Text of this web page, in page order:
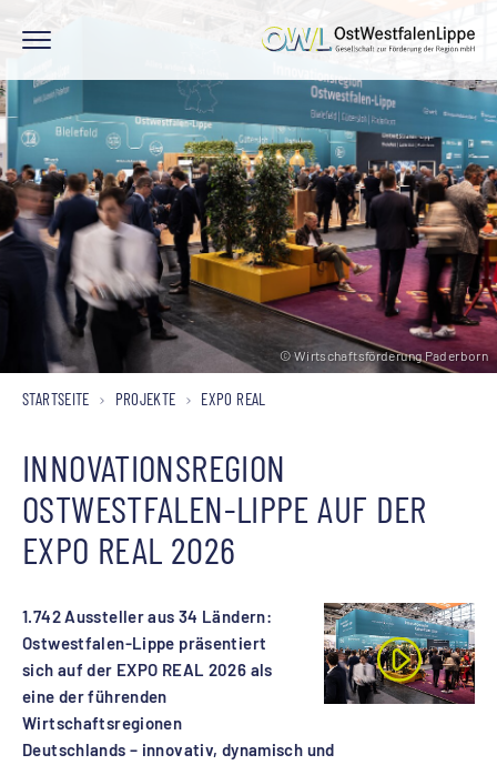
© Wirtschaftsförderung Paderborn
© Wirtschaftsförderung Paderborn
© Wirtschaftsförderung Paderborn
STARTSEITE PROJEKTE EXPO REAL
INNOVATIONSREGION
OSTWESTFALEN-LIPPE AUF DER
EXPO REAL 2026
1.742 Aussteller aus 34 Ländern:
Ostwestfalen-Lippe präsentiert
sich auf der EXPO REAL 2026 als
eine der führenden
Wirtschaftsregionen
Deutschlands – innovativ, dynamisch und